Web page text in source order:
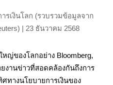
รเงินโลก (รวบรวมข้อมูลจาก
| 23 ธันวาคม 2568
ญ่ของโลกอย่าง Bloomberg,
งานข่าวที่สอดคล้องกันถึงการ
ทางนโยบายการเงินของ